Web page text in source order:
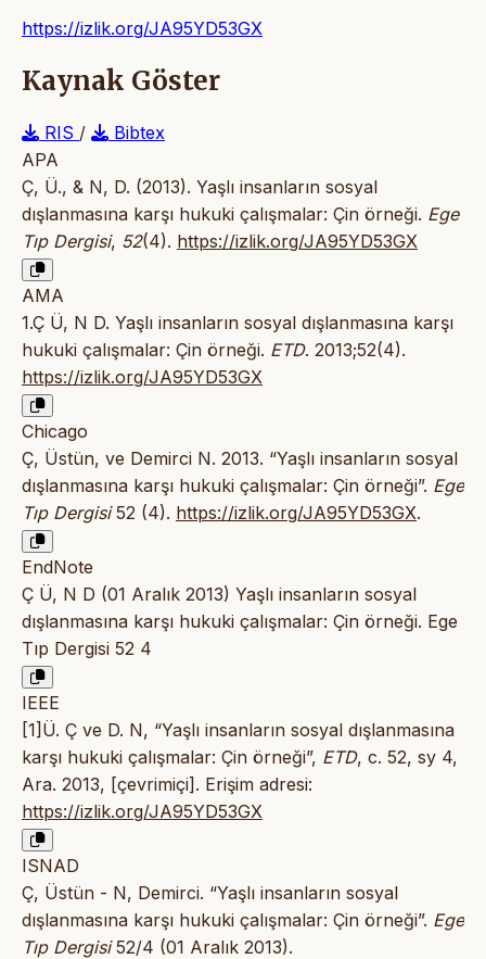
https://izlik.org/JA95YD53GX
Kaynak Göster
RIS /
Bibtex
APA
Ç, Ü., & N, D. (2013). Yaşlı insanların sosyal
dışlanmasına karşı hukuki çalışmalar: Çin örneği. Ege
Tıp Dergisi, 52(4). https://izlik.org/JA95YD53GX
AMA
1.Ç Ü, N D. Yaşlı insanların sosyal dışlanmasına karşı
hukuki çalışmalar: Çin örneği. ETD. 2013;52(4).
https://izlik.org/JA95YD53GX
Chicago
Ç, Üstün, ve Demirci N. 2013. “Yaşlı insanların sosyal
dışlanmasına karşı hukuki çalışmalar: Çin örneği”. Ege
Tıp Dergisi52 (4). https://izlik.org/JA95YD53GX.
EndNote
Ç Ü, N D (01 Aralık 2013) Yaşlı insanların sosyal
dışlanmasına karşı hukuki çalışmalar: Çin örneği. Ege
Tıp Dergisi 52 4
IEEE
[1]Ü. Ç ve D. N, “Yaşlı insanların sosyal dışlanmasına
karşı hukuki çalışmalar: Çin örneği”, ETD, c. 52, sy 4,
Ara. 2013, [çevrimiçi]. Erişim adresi:
https://izlik.org/JA95YD53GX
ISNAD
Ç, Üstün - N, Demirci. “Yaşlı insanların sosyal
dışlanmasına karşı hukuki çalışmalar: Çin örneği”. Ege
Tıp Dergisi52/4 (01 Aralık 2013).